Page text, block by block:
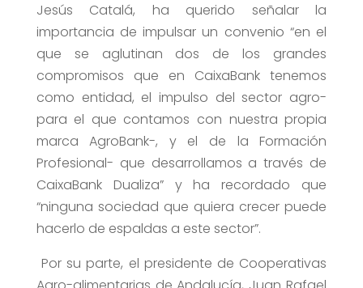
Jesús Catalá, ha querido señalar la
importancia de impulsar un convenio “en el
que se aglutinan dos de los grandes
compromisos que en CaixaBank tenemos
como entidad, el impulso del sector agro-
para el que contamos con nuestra propia
marca AgroBank-, y el de la Formación
Profesional- que desarrollamos a través de
CaixaBank Dualiza” y ha recordado que
“ninguna sociedad que quiera crecer puede
hacerlo de espaldas a este sector”.
Por su parte, el presidente de Cooperativas